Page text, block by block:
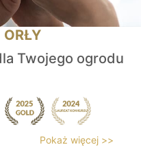
ORŁY
Twojego ogrodu
Pokaż więcej >>